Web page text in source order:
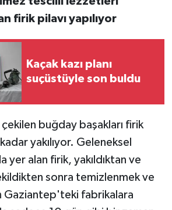
firik pilavı yapılıyor
Kaçak kazı planı
suçüstüyle son buldu
çekilen buğday başakları firik
yakılıyor. Geleneksel
yer alan firik, yakıldıktan ve
sonra temizlenmek ve
Gaziantep'teki fabrikalara